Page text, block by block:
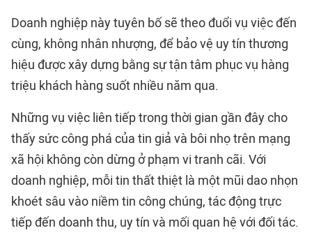
Doanh nghiệp này tuyên bố sẽ theo đuổi vụ việc đến
cùng, không nhân nhượng, để bảo vệ uy tín thương
hiệu được xây dựng bằng sự tận tâm phục vụ hàng
triệu khách hàng suốt nhiều năm qua.
Những vụ việc liên tiếp trong thời gian gần đây cho
thấy sức công phá của tin giả và bôi nhọ trên mạng
xã hội không còn dừng ở phạm vi tranh cãi. Với
doanh nghiệp, mỗi tin thất thiệt là một mũi dao nhọn
khoét sâu vào niềm tin công chúng, tác động trực
tiếp đến doanh thu, uy tín và mối quan hệ với đối tác.